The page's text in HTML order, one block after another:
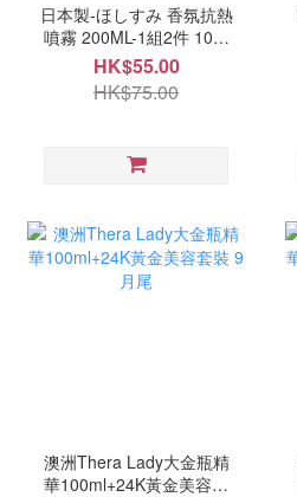
日本製-ほしすみ 香氛抗熱
噴霧 200ML-1組2件 10月
中
HK$55.00
HK$75.00
澳洲Thera Lady大金瓶精
華100ml+24K黃金美容套